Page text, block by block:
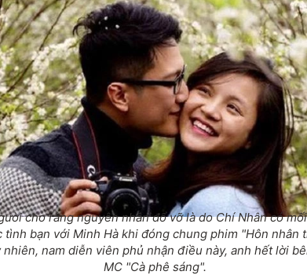
cho rằng nguyên nhân đổ vỡ là do Chí Nhân có
tình bạn với Minh Hà khi đóng chung phim "Hôn nhân
nhiên, nam diễn viên phủ nhận điều này, anh hết lời
MC "Cà phê sáng".